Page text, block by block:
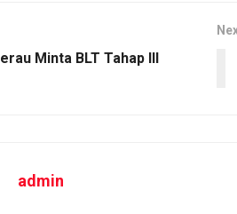
Minta BLT Tahap III
admin